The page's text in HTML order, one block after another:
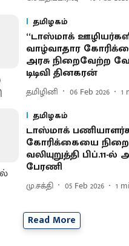
தமிழகம்
‘‘டாஸ்மாக்
வாழ்வாதார
அரசு நிறைவேற்ற
டிடிவி தினகரன்
தமிழினி 06 Feb 2026 1
தமிழகம்
டாஸ்மாக்
கோரிக்கையை
வலியுறுத்தி பிப்.11-ல்
பேரணி
மு.சக்தி 05 Feb 2026 1
Read More